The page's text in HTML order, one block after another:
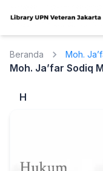
Beranda Moh.
Moh. Ja’far Sodiq
H